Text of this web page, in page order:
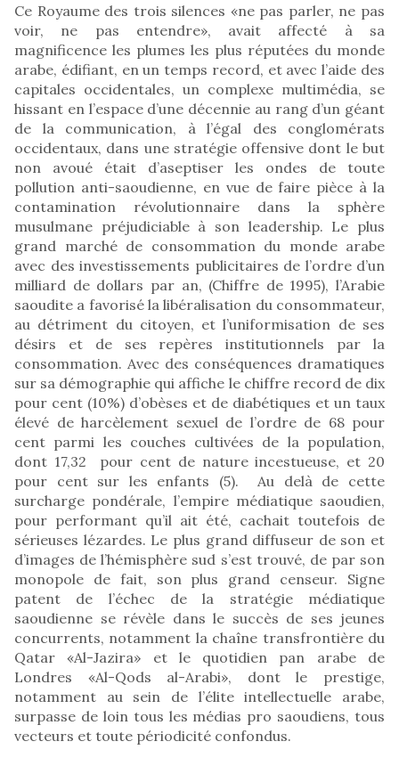
Ce Royaume des trois silences «ne pas parler, ne pas
voir, ne pas entendre», avait affecté à sa
magnificence les plumes les plus réputées du monde
arabe, édifiant, en un temps record, et avec l’aide des
capitales occidentales, un complexe multimédia, se
hissant en l’espace d’une décennie au rang d’un géant
de la communication, à l’égal des conglomérats
occidentaux, dans une stratégie offensive dont le but
non avoué était d’aseptiser les ondes de toute
pollution anti-saoudienne, en vue de faire pièce à la
contamination révolutionnaire dans la sphère
musulmane préjudiciable à son leadership. Le plus
grand marché de consommation du monde arabe
avec des investissements publicitaires de l’ordre d’un
milliard de dollars par an, (Chiffre de 1995), l’Arabie
saoudite a favorisé la libéralisation du consommateur,
au détriment du citoyen, et l’uniformisation de ses
désirs et de ses repères institutionnels par la
consommation. Avec des conséquences dramatiques
sur sa démographie qui affiche le chiffre record de dix
pour cent (10%) d’obèses et de diabétiques et un taux
élevé de harcèlement sexuel de l’ordre de 68 pour
cent parmi les couches cultivées de la population,
dont 17,32 pour cent de nature incestueuse, et 20
pour cent sur les enfants (5). Au delà de cette
surcharge pondérale, l’empire médiatique saoudien,
pour performant qu’il ait été, cachait toutefois de
sérieuses lézardes. Le plus grand diffuseur de son et
d’images de l’hémisphère sud s’est trouvé, de par son
monopole de fait, son plus grand censeur. Signe
patent de l’échec de la stratégie médiatique
saoudienne se révèle dans le succès de ses jeunes
concurrents, notamment la chaîne transfrontière du
Qatar «Al-Jazira» et le quotidien pan arabe de
Londres «Al-Qods al-Arabi», dont le prestige,
notamment au sein de l’élite intellectuelle arabe,
surpasse de loin tous les médias pro saoudiens, tous
vecteurs et toute périodicité confondus.